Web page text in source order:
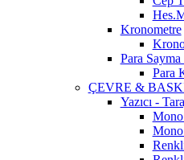
Kronometre
Para
Para
ÇEVRE &
Yazıcı -